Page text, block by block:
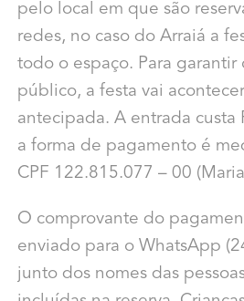
pelo local em que são
redes, no caso do Arraiá a
todo o espaço. Para garantir
público, a festa vai
antecipada. A entrada custa
a forma de pagamento é
CPF 122.815.077 – 00
O comprovante do
enviado para o WhatsApp
junto dos nomes das